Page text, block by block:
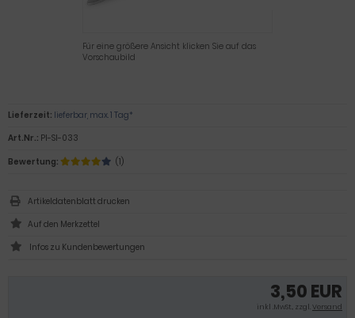
Für eine größere Ansicht klicken Sie auf das
Vorschaubild
3,50 EUR
inkl .MwSt., zzgl.Versand
Lieferzeit: lieferbar, max. 1 Tag*
Art.Nr.: PI-SI-033
Bewertung:
(1)
Artikeldatenblatt drucken
Infos zu Kundenbewertungen